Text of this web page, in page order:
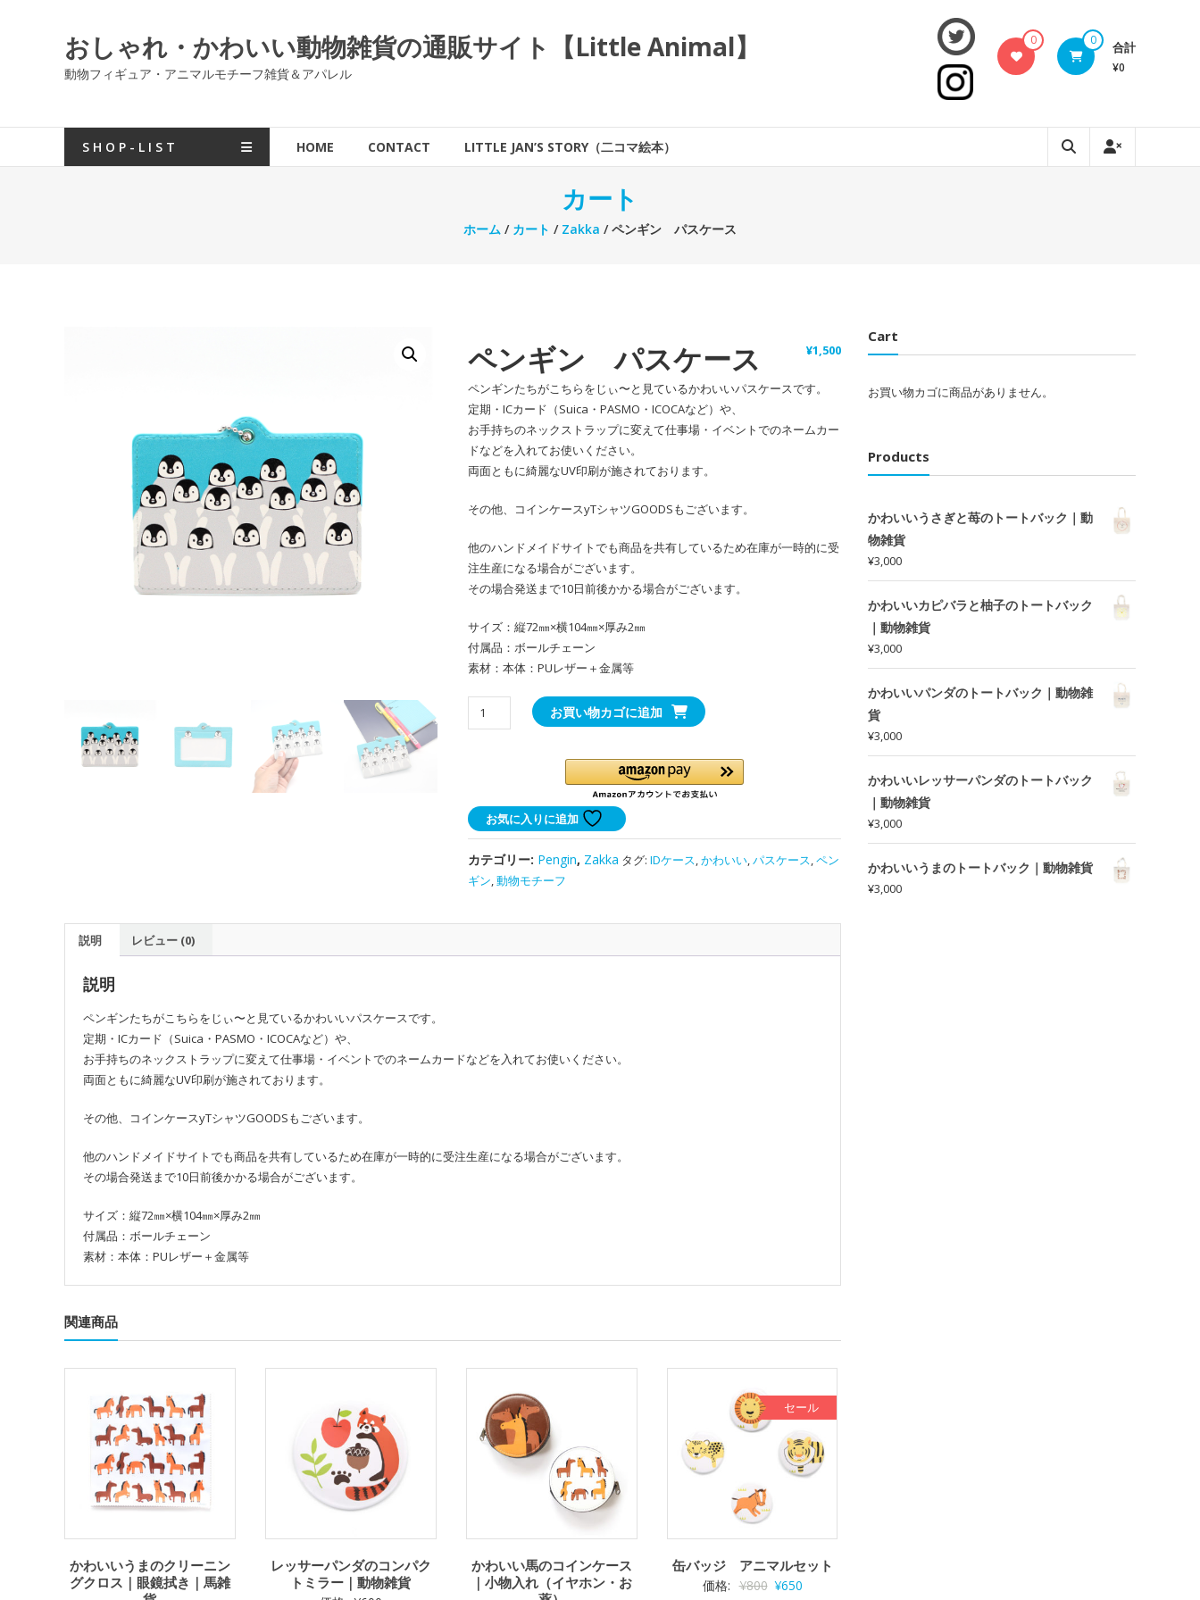
ス
おしゃれ・かわいい動物雑貨の通販サイト【Little Animal】
動物フィギュア・アニマルモチーフ雑貨＆アパレル
0 0 合計
¥0
S H O P - L I S T HOME CONTACT LITTLE JAN’S STORY（二コマ絵本）
カート
ホーム / カート / Zakka / ペンギン パスケース
ペンギン パスケース ¥1,500
ペンギンたちがこちらをじぃ〜と見ているかわいいパスケースです。
定期・ICカード（Suica・PASMO・ICOCAなど）や、
お手持ちのネックストラップに変えて仕事場・イベントでのネームカー
ドなどを入れてお使いください。
両面ともに綺麗なUV印刷が施されております。
その他、コインケースyTシャツGOODSもございます。
他のハンドメイドサイトでも商品を共有しているため在庫が一時的に受
注生産になる場合がございます。
その場合発送まで10日前後かかる場合がございます。
サイズ：縦72㎜×横104㎜×厚み2㎜
付属品：ボールチェーン
素材：本体：PUレザー＋金属等
ン
ス
ケ
ス
個
お買い物カゴに追加
お気に入りに追加
カテゴリー: Pengin, Zakka タグ:IDケース,かわいい,パスケース,ペン
ギン,動物モチーフ
説明 レビュー (0)
説明
ペンギンたちがこちらをじぃ〜と見ているかわいいパスケースです。
定期・ICカード（Suica・PASMO・ICOCAなど）や、
お手持ちのネックストラップに変えて仕事場・イベントでのネームカードなどを入れてお使いください。
両面ともに綺麗なUV印刷が施されております。
その他、コインケースyTシャツGOODSもございます。
他のハンドメイドサイトでも商品を共有しているため在庫が一時的に受注生産になる場合がございます。
その場合発送まで10日前後かかる場合がございます。
サイズ：縦72㎜×横104㎜×厚み2㎜
付属品：ボールチェーン
素材：本体：PUレザー＋金属等
関連商品
かわいいうまのクリーニン
グクロス｜眼鏡拭き｜馬雑
レッサーパンダのコンパク
トミラー｜動物雑貨
かわいい馬のコインケース
｜小物入れ（イヤホン・お
セール
缶バッジ アニマルセット
価格: ¥800 元
¥650現
Cart
お買い物カゴに商品がありません。
Products
かわいいうさぎと苺のトートバック｜動
物雑貨
¥3,000
かわいいカピバラと柚子のトートバック
｜動物雑貨
¥3,000
かわいいパンダのトートバック｜動物雑
貨
¥3,000
かわいいレッサーパンダのトートバック
｜動物雑貨
¥3,000
かわいいうまのトートバック｜動物雑貨
¥3,000